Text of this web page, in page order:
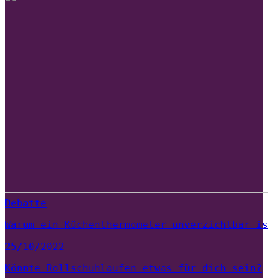
Debatte
Warum ein Küchenthermometer unverzichtbar
25/10/2022
Könnte Rollschuhlaufen etwas für dich sein?